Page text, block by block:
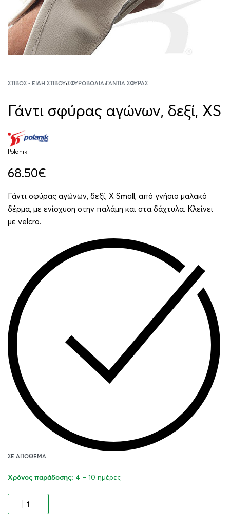
ΣΤΊΒΟΣ - ΕΊΔΗ ΣΤΊΒΟΥ›ΣΦΥΡΟΒΟΛΊΑ› ΓΆΝΤΙΑ ΣΦΎΡΑΣ
Γάντι σφύρας αγώνων, δεξί, XS
Polanik
68.50€
Γάντι σφύρας αγώνων, δεξί, X Small, από γνήσιο μαλακό
δέρμα, με ενίσχυση στην παλάμη και στα δάχτυλα. Κλείνει
με velcro.
ΣΕ ΑΠΌΘΕΜΑ
Χρόνος παράδοσης: 4 – 10 ημέρες